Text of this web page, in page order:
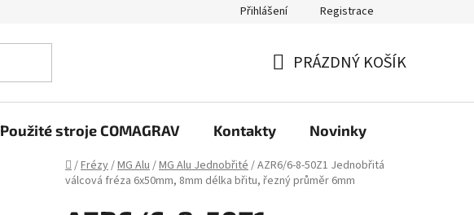
Přihlášení Registrace
KOŠÍK
PRÁZDNÝ KOŠÍK
Použité stroje COMAGRAV Kontakty Novinky
Domů
/Frézy/MG Alu/MG Alu Jednobřité/AZR6/6-8-50Z1 Jednobřitá
válcová fréza 6x50mm, 8mm délka břitu, řezný průměr 6mm